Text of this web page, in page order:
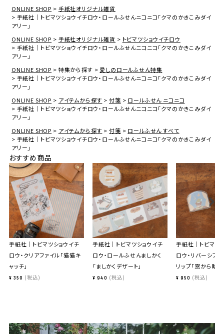
ONLINE SHOP
手紙社オリジナル雑貨
手紙社｜トビマツショウイチロウ・ロールふせんニコニコ「クマのかきこみダイ
アリー」
ONLINE SHOP
手紙社オリジナル雑貨
トビマツショウイチロウ
手紙社｜トビマツショウイチロウ・ロールふせんニコニコ「クマのかきこみダイ
アリー」
ONLINE SHOP
特集から探す
愛しのロールふせん特集
手紙社｜トビマツショウイチロウ・ロールふせんニコニコ「クマのかきこみダイ
アリー」
ONLINE SHOP
アイテムから探す 付箋
ロールふせん ニコニコ
手紙社｜トビマツショウイチロウ・ロールふせんニコニコ「クマのかきこみダイ
アリー」
ONLINE SHOP
アイテムから探す 付箋
ロールふせん すべて
手紙社｜トビマツショウイチロウ・ロールふせんニコニコ「クマのかきこみダイ
アリー」
おすすめ商品
手紙社｜トビマツショウイチ
ロウ・クリアファイル「猫猫キ
ャッチ」
¥ 350 税込
手紙社｜トビマツショウイチ
ロウ・ロールふせんましかく
「ましかくデザート」
¥ 940 税込
手紙社｜トビマツ
ロウ・リバーシブ
リップ「窓から眺
¥ 950 税込